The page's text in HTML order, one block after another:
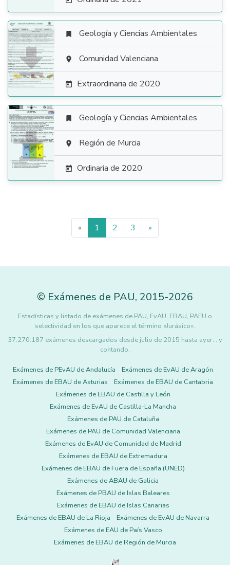

 Geología y Ciencias Ambientales
 Comunidad Valenciana
 Extraordinaria de 2020

 Geología y Ciencias Ambientales
 Región de Murcia
 Ordinaria de 2020
« 1 2 3 »
© Exámenes de PAU, 2015-2026
Estadísticas y listado de exámenes de PAU, EvAU, EBAU, PAEU o
selectividad en los que aparece el término «Jurásico».
37.270.187 exámenes descargados desde julio de 2015 hasta ayer... y
contando.
Exámenes de PEvAU de Andalucía
Exámenes de EvAU de Aragón
Exámenes de EBAU de Asturias
Exámenes de EBAU de Cantabria
Exámenes de EBAU de Castilla y León
Exámenes de EvAU de Castilla-La Mancha
Exámenes de PAU de Cataluña
Exámenes de PAU de Comunidad Valenciana
Exámenes de EvAU de Comunidad de Madrid
Exámenes de EBAU de Extremadura
Exámenes de EBAU de Fuera de España (UNED)
Exámenes de ABAU de Galicia
Exámenes de PBAU de Islas Baleares
Exámenes de EBAU de Islas Canarias
Exámenes de EBAU de La Rioja
Exámenes de EvAU de Navarra
Exámenes de EAU de País Vasco
Exámenes de EBAU de Región de Murcia